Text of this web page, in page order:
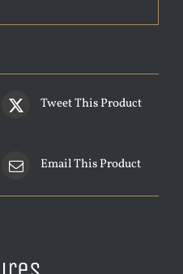
Tweet This Product
Email This Product